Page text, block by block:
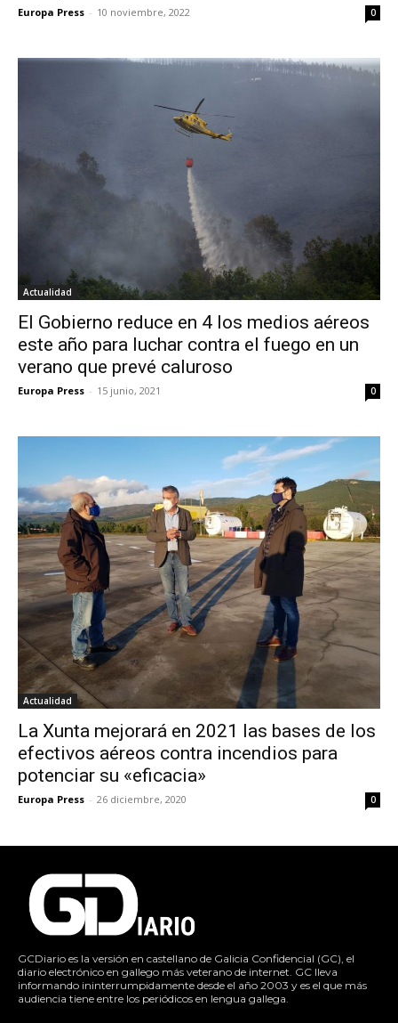
Europa Press - 10 noviembre, 2022 0
Actualidad
El Gobierno reduce en 4 los medios aéreos
este año para luchar contra el fuego en un
verano que prevé caluroso
Europa Press - 15 junio, 2021 0
Actualidad
La Xunta mejorará en 2021 las bases de los
efectivos aéreos contra incendios para
potenciar su «eficacia»
Europa Press - 26 diciembre, 2020 0
GCDiario es la versión en castellano de Galicia Confidencial (GC), el
diario electrónico en gallego más veterano de internet. GC lleva
informando ininterrumpidamente desde el año 2003 y es el que más
audiencia tiene entre los periódicos en lengua gallega.